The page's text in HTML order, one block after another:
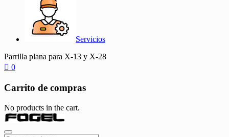
Servicios
Parrilla plana para X-13 y X-28
0
Carrito de compras
No products in the cart.